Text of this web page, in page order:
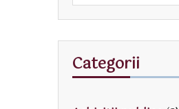
Categorii